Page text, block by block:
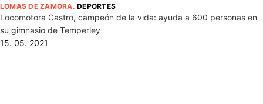
LOMAS DE ZAMORA.DEPORTES
Locomotora Castro, campeón de la vida: ayuda a 600 personas en
su gimnasio de Temperley
15. 05. 2021